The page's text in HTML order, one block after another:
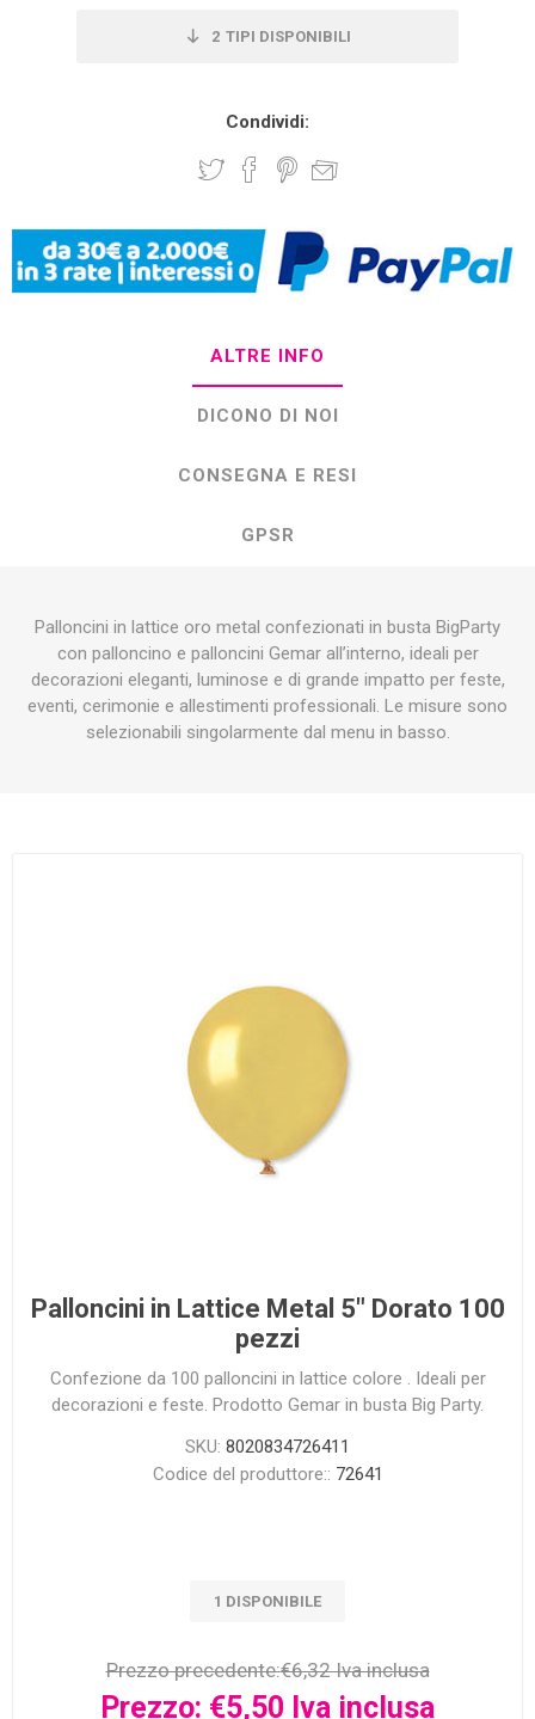
2 TIPI DISPONIBILI
Condividi:
ALTRE INFO
DICONO DI NOI
CONSEGNA E RESI
GPSR
Palloncini in lattice oro metal confezionati in busta BigParty
con palloncino e palloncini Gemar all’interno, ideali per
decorazioni eleganti, luminose e di grande impatto per feste,
eventi, cerimonie e allestimenti professionali. Le misure sono
selezionabili singolarmente dal menu in basso.
Palloncini in Lattice Metal 5" Dorato 100
pezzi
Confezione da 100 palloncini in lattice colore . Ideali per
decorazioni e feste. Prodotto Gemar in busta Big Party.
SKU: 8020834726411
Codice del produttore:: 72641
1 DISPONIBILE
Prezzo precedente:€6,32 Iva inclusa
Prezzo: €5,50 Iva inclusa